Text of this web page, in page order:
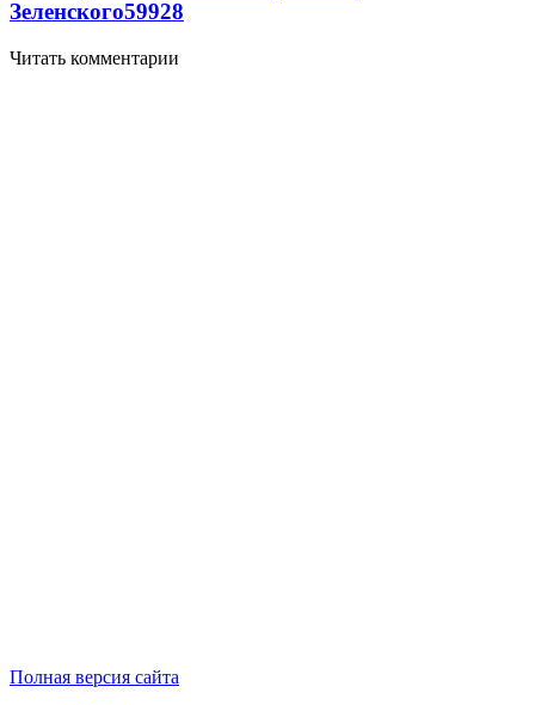
Зеленского59928
Читать комментарии
Полная версия сайта